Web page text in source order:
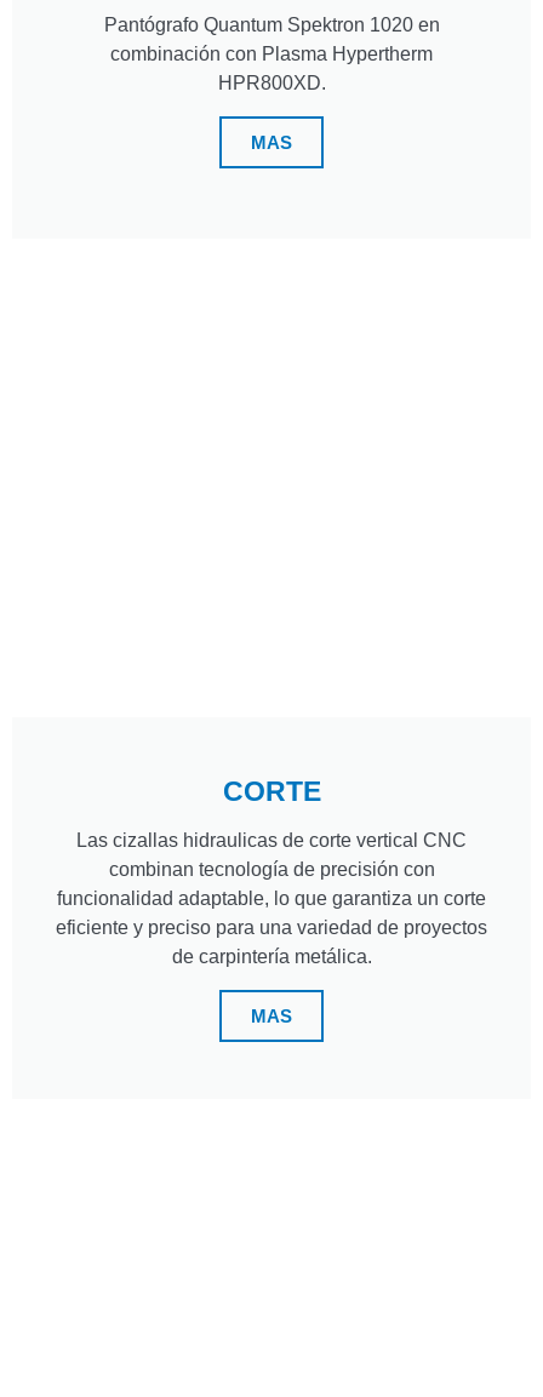
Pantógrafo Quantum Spektron 1020 en
combinación con Plasma Hypertherm
HPR800XD.
MAS
CORTE
Las cizallas hidraulicas de corte vertical CNC
combinan tecnología de precisión con
funcionalidad adaptable, lo que garantiza un corte
eficiente y preciso para una variedad de proyectos
de carpintería metálica.
MAS